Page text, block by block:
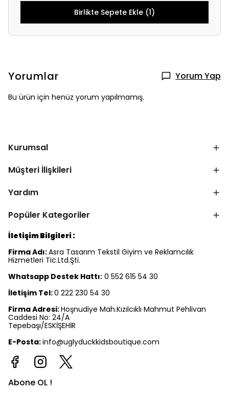
Birlikte Sepete Ekle (1)
Yorumlar Yorum Yap
Bu ürün için henüz yorum yapılmamış.
Kurumsal
Müşteri İlişkileri
Yardım
Popüler Kategoriler
İletişim Bilgileri :
Firma Adı:Asra Tasarım Tekstil Giyim ve Reklamcılık
Hizmetleri Tic.Ltd.Şti.
Whatsapp Destek Hattı: 0 552 615 54 30
İletişim Tel:0 222 230 54 30
Firma Adresi:Hoşnudiye Mah.Kızılcıklı Mahmut Pehlivan
Caddesi No: 24/A
Tepebaşı/ESKİŞEHİR
E-Posta:info@uglyduckkidsboutique.com
Abone OL !